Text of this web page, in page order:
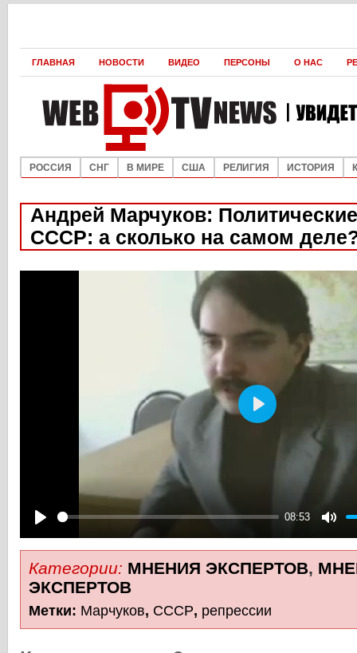
ГЛАВНАЯ НОВОСТИ ВИДЕО ПЕРСОНЫ О НАС
РОССИЯ СНГ В МИРЕ США РЕЛИГИЯ ИСТОРИЯ
Андрей Марчуков:
СССР: а сколько на самом
08:53
Play
Категории: МНЕНИЯ ЭКСПЕРТОВ,
ЭКСПЕРТОВ
Метки: Марчуков, СССР, репрессии